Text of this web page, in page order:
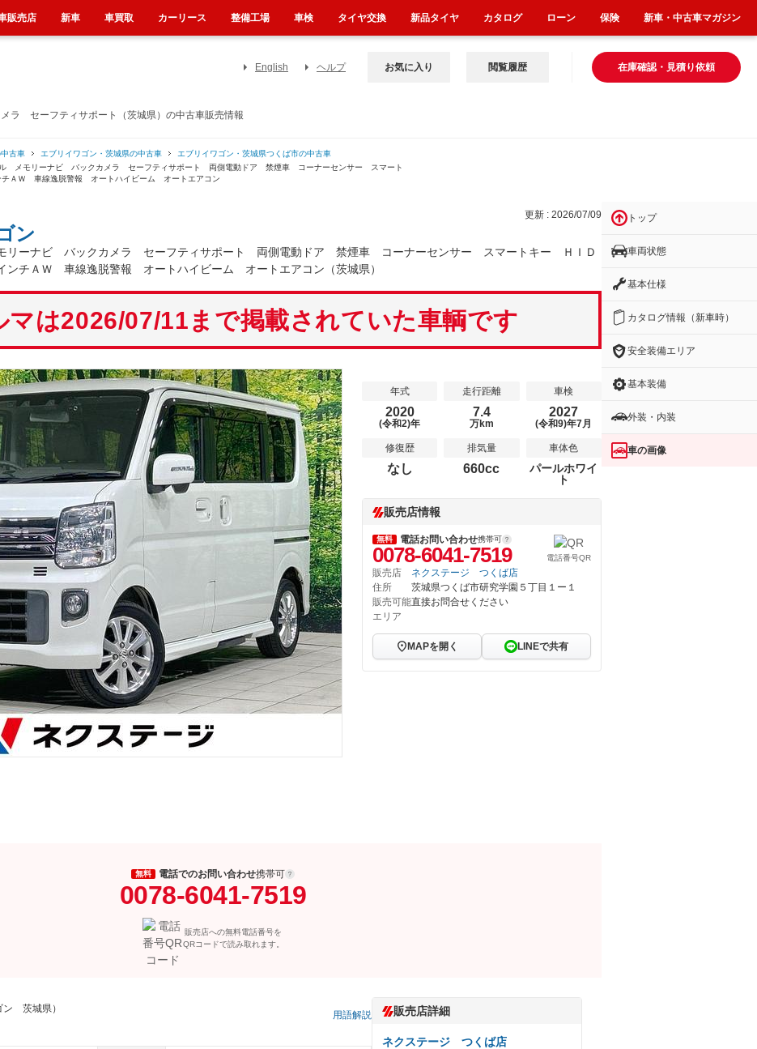
ラ セーフティサポート（茨城県）の中古車販売情報
English ヘルプ 在庫確認・見積り依頼
お気に入り 閲覧履歴
古車 エブリイワゴン・茨城県の中古車
エブリイワゴン・茨城県つくば市の中古車
ル メモリーナビ バックカメラ セーフティサポート 両側電動ドア 禁煙車 コーナーセンサー スマート
ＡＷ 車線逸脱警報 オートハイビーム オートエアコン
更新 : 2026/07/09
ン
リーナビ バックカメラ セーフティサポート 両側電動ドア 禁煙車 コーナーセンサー スマートキー ＨＩＤ
チＡＷ 車線逸脱警報 オートハイビーム オートエアコン（茨城県）
マは2026/07/11まで掲載されていた車輌です
年式
2020
(令和2)年
走行距離
7.4
万km
車検
2027
(令和9)年7月
修復歴
なし
排気量
660cc
車体色
パールホワイ
ト
販売店情報
無料 電話お問い合わせ携帯可
0078-6041-7519 電話番号QR
販売店
ネクステージ つくば店
住所
茨城県つくば市研究学園５丁目１ー１
販売可能
エリア
直接お問合せください
MAPを開く LINEで共有
無料 電話でのお問い合わせ携帯可
0078-6041-7519
販売店への無料電話番号を
QRコードで読み取れます。
ン 茨城県）
用語解説 販売店詳細
ネクステージ つくば店
トップ
車両状態
基本仕様
カタログ情報（新車時）
安全装備エリア
基本装備
外装・内装
車の画像
販売店 新車 車買取 カーリース 整備工場 車検 タイヤ交換 新品タイヤ カタログ ローン 保険 新車・中古車マガジン